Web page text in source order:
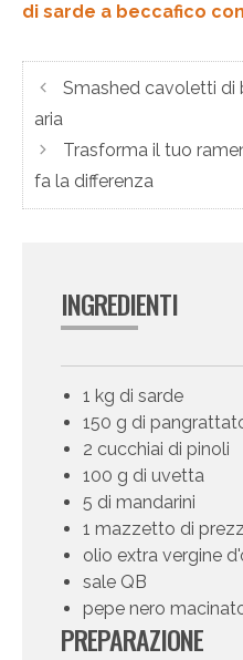
di sarde a beccafico
Smashed cavoletti di
aria
Trasforma il tuo
fa la differenza
INGREDIENTI
1 kg di sarde
150 g di
2 cucchiai di pinoli
100 g di uvetta
5 di mandarini
1 mazzetto di
olio extra vergine
sale QB
pepe nero
PREPARAZIONE